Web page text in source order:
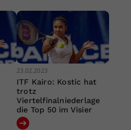
23.02.2023
ITF Kairo: Kostic hat
trotz
Viertelfinalniederlage
die Top 50 im Visier